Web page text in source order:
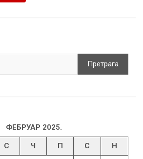
Претрага
ФЕБРУАР 2025.
С Ч П С Н